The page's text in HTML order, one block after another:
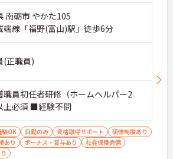
南砺市 やかた105
端線「福野(富山)駅」徒歩6分
(正職員)
員初任者研修（ホームヘルパー2
上必須 ■経験不問
験OK 日勤のみ 資格取得サポート
研修制度あり
あり
ボーナス・賞与あり
社会保険完備